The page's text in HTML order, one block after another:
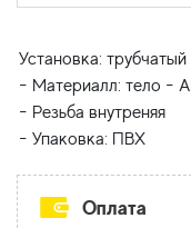
Установка:
- Материалл: тело -
- Резьба внутреняя
Оплата